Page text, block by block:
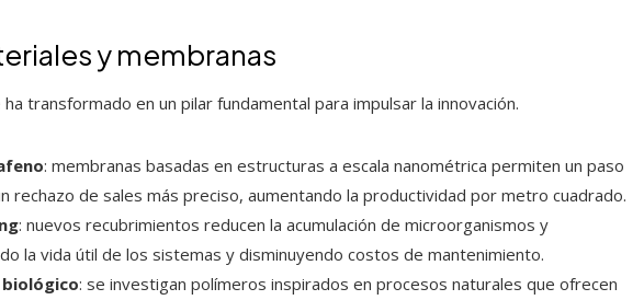
y membranas
transformado en un pilar fundamental para impulsar la innovación.
: membranas basadas en estructuras a escala nanométrica permiten un paso
rechazo de sales más preciso, aumentando la productividad por metro cuadrado.
: nuevos recubrimientos reducen la acumulación de microorganismos y
la vida útil de los sistemas y disminuyendo costos de mantenimiento.
: se investigan polímeros inspirados en procesos naturales que ofrecen